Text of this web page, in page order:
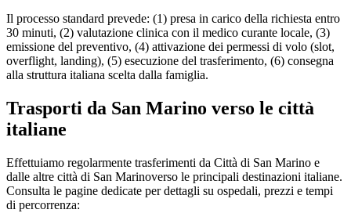
Il processo standard prevede: (1) presa in carico della richiesta entro
30 minuti, (2) valutazione clinica con il medico curante locale, (3)
emissione del preventivo, (4) attivazione dei permessi di volo (slot,
overflight, landing), (5) esecuzione del trasferimento, (6) consegna
alla struttura italiana scelta dalla famiglia.
Trasporti da San Marino verso le città
italiane
Effettuiamo regolarmente trasferimenti da Città di San Marino e
dalle altre città di San Marinoverso le principali destinazioni italiane.
Consulta le pagine dedicate per dettagli su ospedali, prezzi e tempi
di percorrenza: